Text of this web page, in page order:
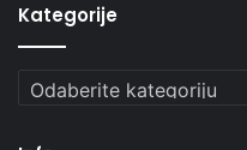
Kategorije
Kategorije